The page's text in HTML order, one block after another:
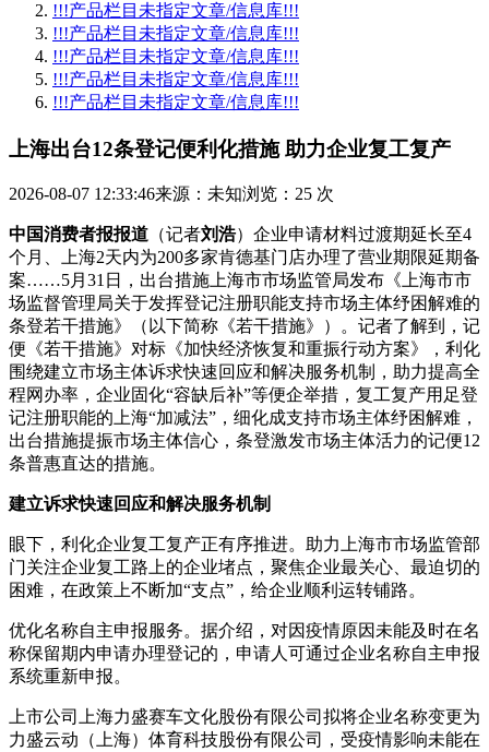
!!!产品栏目未指定文章/信息库!!!
!!!产品栏目未指定文章/信息库!!!
!!!产品栏目未指定文章/信息库!!!
!!!产品栏目未指定文章/信息库!!!
!!!产品栏目未指定文章/信息库!!!
上海出台12条登记便利化措施 助力企业复工复产
2026-08-07 12:33:46来源：未知浏览：25 次
中国消费者报报道 （记者刘浩）企业申请材料过渡期延长至4
个月、上海2天内为200多家肯德基门店办理了营业期限延期备
案……5月31日，出台措施上海市市场监管局发布《上海市市
场监督管理局关于发挥登记注册职能支持市场主体纾困解难的
条登若干措施》（以下简称《若干措施》）。记者了解到，记
便《若干措施》对标《加快经济恢复和重振行动方案》，利化
围绕建立市场主体诉求快速回应和解决服务机制，助力提高全
程网办率，企业固化“容缺后补”等便企举措，复工复产用足登
记注册职能的上海“加减法”，细化成支持市场主体纾困解难，
出台措施提振市场主体信心，条登激发市场主体活力的记便12
条普惠直达的措施。
建立诉求快速回应和解决服务机制
眼下，利化企业复工复产正有序推进。助力上海市市场监管部
门关注企业复工路上的企业堵点，聚焦企业最关心、 最迫切的
困难，在政策上不断加“支点”，给企业顺利运转铺路。
优化名称自主申报服务。据介绍，对因疫情原因未能及时在名
称保留期内申请办理登记的，申请人可通过企业名称自主申报
系统重新申报。
上市公司上海力盛赛车文化股份有限公司拟将企业名称变更为
力盛云动（上海）体育科技股份有限公司，受疫情影响未能在